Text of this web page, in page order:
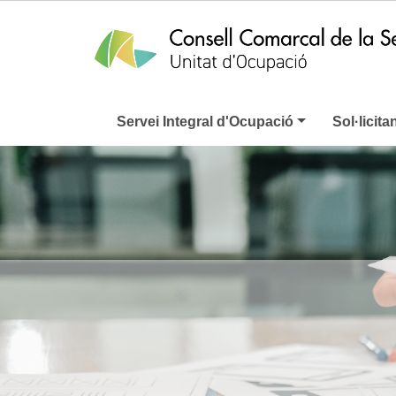
Servei Integral d'Ocupació